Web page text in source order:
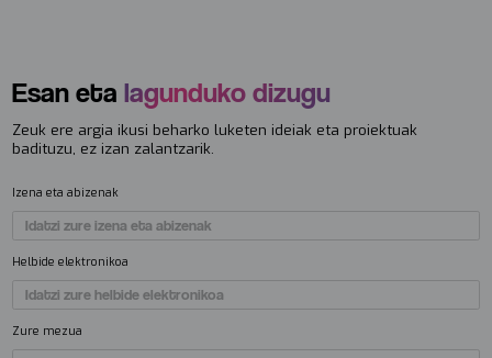
Esan etalagunduko dizugu
Zeuk ere argia ikusi beharko luketen ideiak eta proiektuak
badituzu, ez izan zalantzarik.
Izena eta abizenak
Helbide elektronikoa
Zure mezua